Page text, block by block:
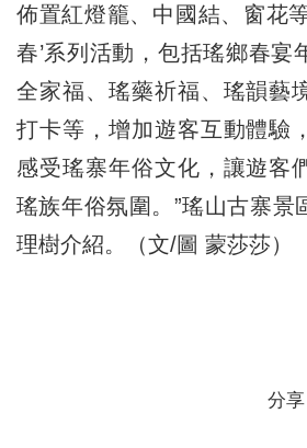
佈置紅燈籠、中國結、窗花
春’系列活動，包括瑤鄉春宴
全家福、瑤藥祈福、瑤韻藝
打卡等，增加遊客互動體驗
感受瑤寨年俗文化，讓遊客
瑤族年俗氛圍。”瑤山古寨景
理樹介紹。（文/圖 蒙莎莎）
分享